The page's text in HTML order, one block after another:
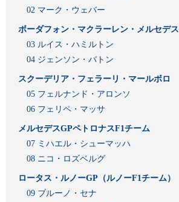
02 マーク・ウェバー
ボーダフォン・マクラーレン・メルセデス
03 ルイス・ハミルトン
04 ジェンソン・バトン
スクーデリア・フェラーリ・マールボロ
05 フェルナンド・アロンソ
06 フェリペ・マッサ
メルセデスGPペトロナスF1チーム
07 ミハエル・シューマッハ
08 ニコ・ロズベルグ
ロータス・ルノーGP（ルノーF1チーム）
09 ブルーノ・セナ